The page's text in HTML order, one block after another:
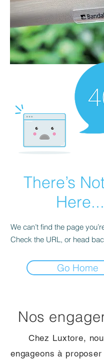
There’s
Here...
We can’t find the page
Check the URL, or head
Go Home
Nos
Chez Luxtore,
engageons à